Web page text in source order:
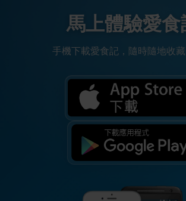
馬上體驗愛食
手機下載愛食記，隨時隨地收藏